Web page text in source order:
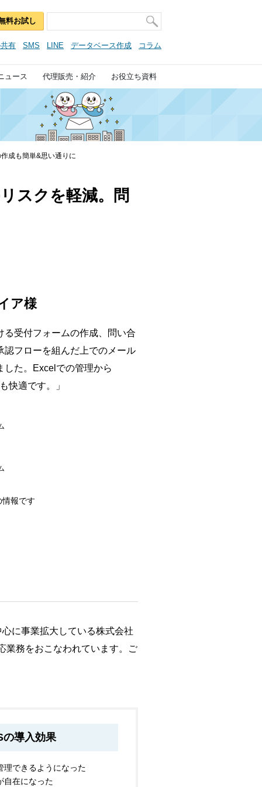
ュース 代理販売・紹介 お役立ち資料
料お試し
有 SMS LINE データベース作成 コラム
成も簡単&思い通りに
スクを軽減。問
ア様
る受付フォームの作成、問い合
認フローを組んだ上でのメール
した。Excelでの管理から
快適です。」
報です
に事業拡大している株式会社
業務をおこなわれています。ご
導入効果
理できるようになった
自在になった